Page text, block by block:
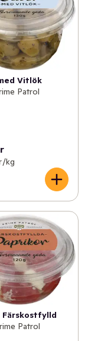
Vitlök
Patrol
/kg
Färskostfylld
Patrol